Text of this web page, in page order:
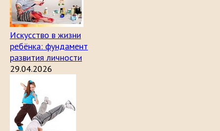
Искусство в жизни
ребёнка: фундамент
развития личности
29.04.2026